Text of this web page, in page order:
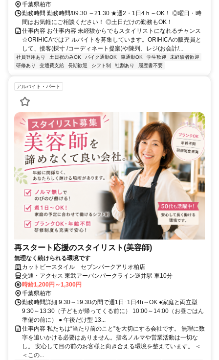
武野田線〔アーバンパークライン〕 増尾東口徒歩約52分 「セブンパ
ークアリオ柏前」バス下車徒歩3分
千葉県柏市
勤務時間 勤務時間/09:30 ～21:30 ★週2・1日4ｈ～OK！ ◎曜日・時
間はお気軽にご相談ください！ ◎土日だけの勤務もOK！
仕事内容 お仕事内容 未経験からでもスタイリストになれるチャンス
☆ORIHICAではア ルバイトを募集しています。ORIHICAの販売員と
して、接客(採寸 /コーディネート提案)や陳列、レジ(お会計/...
社員登用あり 土日祝のみOK バイク通勤OK 車通勤OK 学生歓迎
未経験者歓迎
研修あり
交通費支給 長期歓迎 シフト制 社割あり 履歴書不要
アルバイト・パート
再スタート応援のスタイリスト(美容師)
無理なく続けられる環境です
カットビースタイル セブンパークアリオ柏店
交通・アクセス 東武アーバンパークライン逆井駅 車10分
時給1,200円～1,300円
千葉県柏市
勤務時間詳細 9:30～19:30の間で週1日･1日4h～OK ●家庭と両立型
9:30～13:30（子どもが帰ってくる前に） 10:00～14:00（お昼ごはん
準備の前に） ● 午後だけ型 13...
仕事内容 私たちは“当たり前のこと”を大切にする会社です。 無理に数
字を追いかける必要はありません。指名ノルマや営業活動は一切な
し。 安心して目の前のお客様と向き合える環境を整えています。 ＜
＜この...